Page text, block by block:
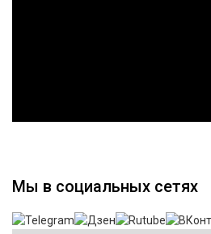
Мы в социальных сетях